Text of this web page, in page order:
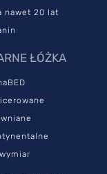
SleepMed
wkładu, ale
twardości oraz
przewiewna pianka
materaca, pomoże
dodatkowo i
–
nawet 20 lat
ŁÓŻKA